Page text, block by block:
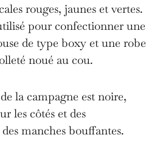
rouges, jaunes et vertes.
pour confectionner une
de type boxy et une robe
noué au cou.
la campagne est noire,
les côtés et des
manches bouffantes.